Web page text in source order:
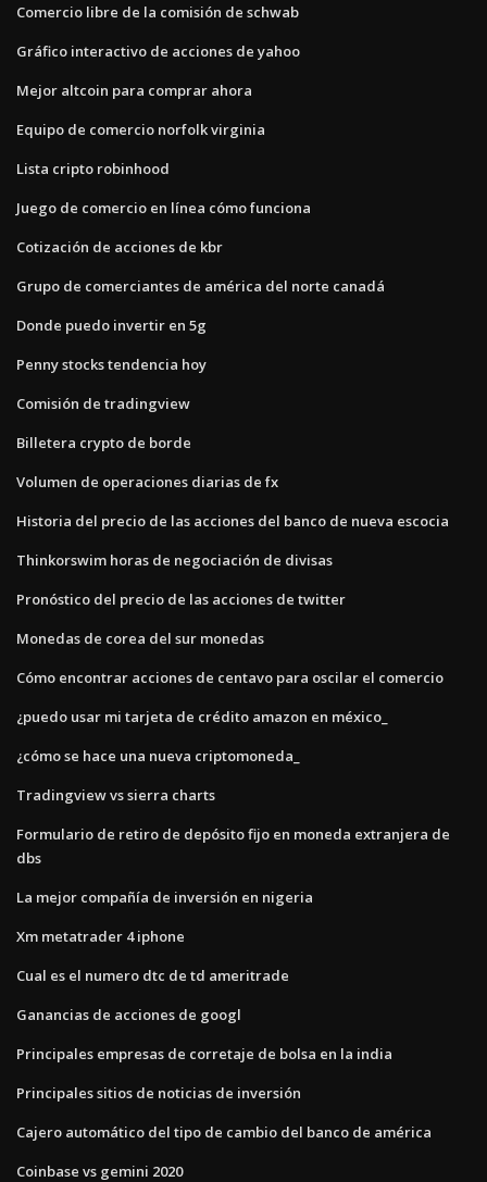
Comercio libre de la comisión de schwab
Gráfico interactivo de acciones de yahoo
Mejor altcoin para comprar ahora
Equipo de comercio norfolk virginia
Lista cripto robinhood
Juego de comercio en línea cómo funciona
Cotización de acciones de kbr
Grupo de comerciantes de américa del norte canadá
Donde puedo invertir en 5g
Penny stocks tendencia hoy
Comisión de tradingview
Billetera crypto de borde
Volumen de operaciones diarias de fx
Historia del precio de las acciones del banco de nueva escocia
Thinkorswim horas de negociación de divisas
Pronóstico del precio de las acciones de twitter
Monedas de corea del sur monedas
Cómo encontrar acciones de centavo para oscilar el comercio
¿puedo usar mi tarjeta de crédito amazon en méxico_
¿cómo se hace una nueva criptomoneda_
Tradingview vs sierra charts
Formulario de retiro de depósito fijo en moneda extranjera de
dbs
La mejor compañía de inversión en nigeria
Xm metatrader 4 iphone
Cual es el numero dtc de td ameritrade
Ganancias de acciones de googl
Principales empresas de corretaje de bolsa en la india
Principales sitios de noticias de inversión
Cajero automático del tipo de cambio del banco de américa
Coinbase vs gemini 2020